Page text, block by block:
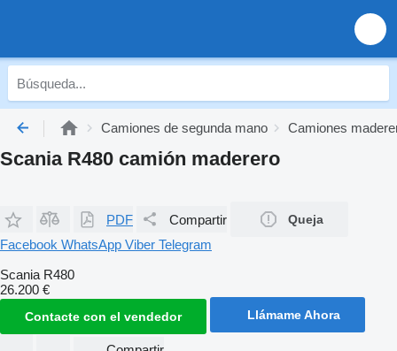
Camiones de segunda mano Camiones
Scania R480 camión maderero
PDF Compartir Queja
Facebook WhatsApp Viber Telegram
Scania R480
26.200 €
Contacte con el vendedor Llámame Ahora